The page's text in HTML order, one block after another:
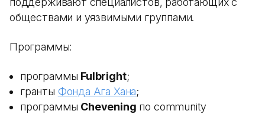
обществами и уязвимыми группами.
Программы:
программы Fulbright;
гранты Фонда Ага Хана;
программы Chevening по community